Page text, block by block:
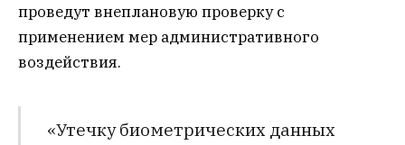
проведут внеплановую проверку с
применением мер административного
воздействия.
«Утечку биометрических данных